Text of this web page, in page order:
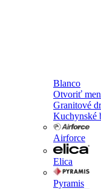
Blanco
Otvoriť
Granitové
Kuchynské
Airforce
Elica
Pyramis